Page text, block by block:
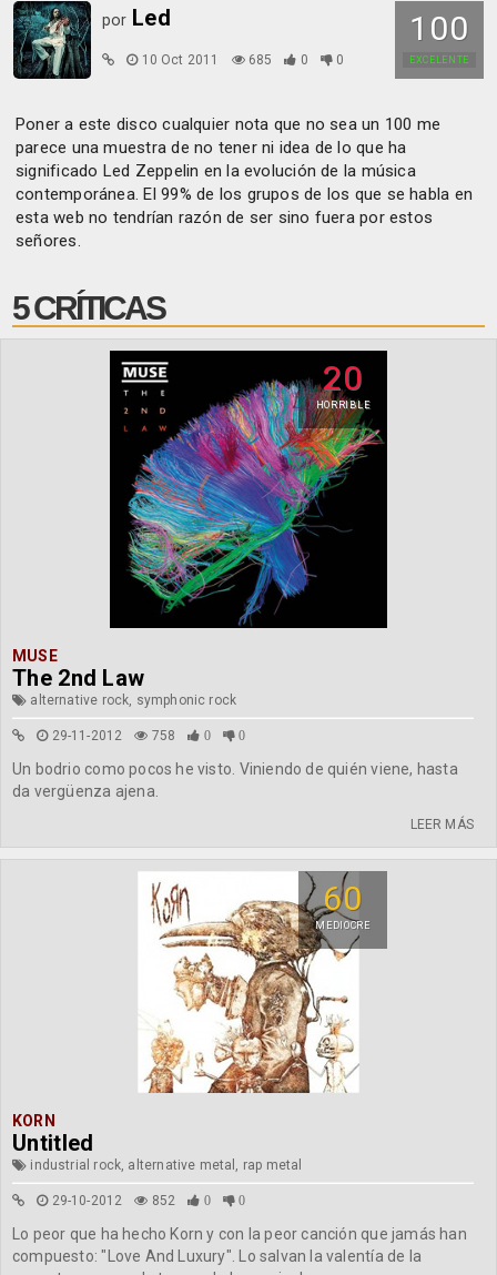
100
EXCELENTE
por Led
10 Oct 2011 685 0 0
Poner a este disco cualquier nota que no sea un 100 me
parece una muestra de no tener ni idea de lo que ha
significado Led Zeppelin en la evolución de la música
contemporánea. El 99% de los grupos de los que se habla en
esta web no tendrían razón de ser sino fuera por estos
señores.
5 CRÍTICAS
20
HORRIBLE
MUSE
The 2nd Law
alternative rock, symphonic rock
29-11-2012 758 0 0
Un bodrio como pocos he visto. Viniendo de quién viene, hasta
da vergüenza ajena.
LEER MÁS
60
MEDIOCRE
KORN
Untitled
industrial rock, alternative metal, rap metal
29-10-2012 852 0 0
Lo peor que ha hecho Korn y con la peor canción que jamás han
compuesto: "Love And Luxury". Lo salvan la valentía de la